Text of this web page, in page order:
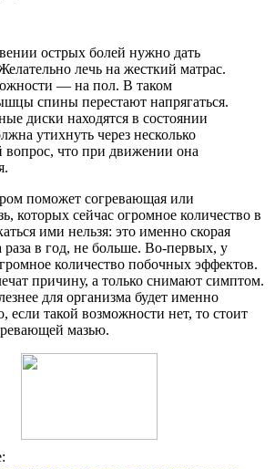
острых болей нужно дать
лечь на жесткий матрас.
— на пол. В таком
спины перестают напрягаться.
диски находятся в состоянии
утихнуть через несколько
вопрос, что при движении она
поможет согревающая или
которых сейчас огромное количество в
ими нельзя: это именно скорая
в год, не больше. Во-первых, у
количество побочных эффектов.
причину, а только снимают симптом.
для организма будет именно
если такой возможности нет, то стоит
мазью.